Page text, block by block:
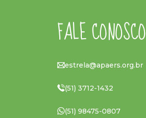
FALE CONOSCO
estrela@apaers.org.br
(51) 3712-1432
(51) 98475-0807